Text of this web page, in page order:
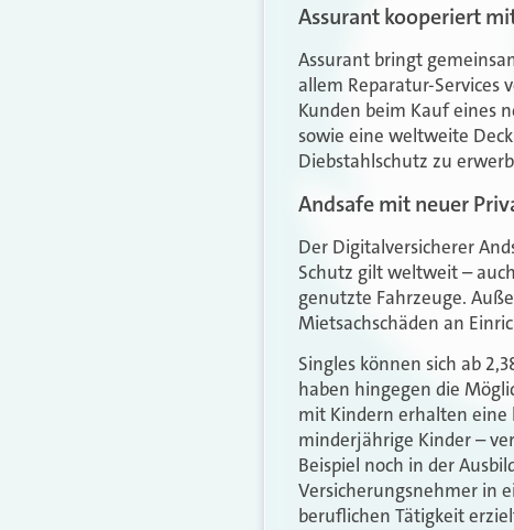
Assurant kooperiert
Assurant bringt
allem Reparatur-Services
Kunden beim Kauf eines
sowie eine weltweite
Diebstahlschutz zu
Andsafe mit neuer
Der Digitalversicherer
Schutz gilt weltweit –
genutzte Fahrzeuge.
Mietsachschäden an
Singles können sich ab
haben hingegen die
mit Kindern erhalten eine
minderjährige Kinder –
Beispiel noch in der
Versicherungsnehmer in
beruflichen Tätigkeit